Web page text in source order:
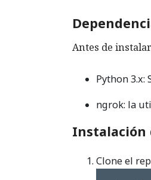
Antes de
Python 3.x:
ngrok: la
Instalación
Clone el